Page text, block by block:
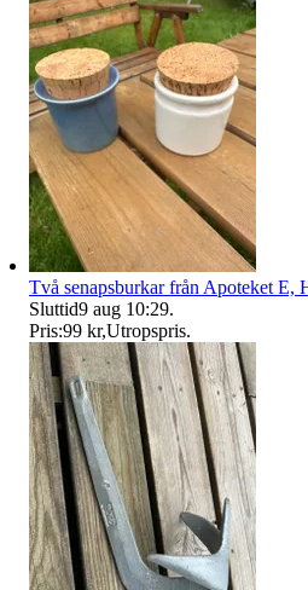
Två senapsburkar från Apoteket E,
Sluttid9 aug 10:29.
Pris:99 kr,Utropspris.